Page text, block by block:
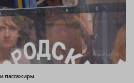
пассажиры